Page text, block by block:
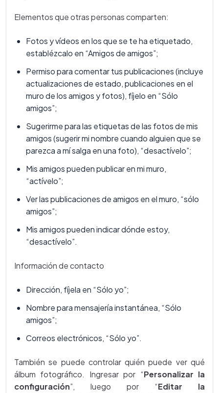
Elementos que otras personas comparten:
Fotos y vídeos en los que se te ha etiquetado,
establézcalo en “Amigos de amigos”;
Permiso para comentar tus publicaciones (incluye
actualizaciones de estado, publicaciones en el
muro de los amigos y fotos), fíjelo en “Sólo
amigos”;
Sugerirme para las etiquetas de las fotos de mis
amigos (sugerir mi nombre cuando alguien que se
parezca a mí salga en una foto), “desactívelo”;
Mis amigos pueden publicar en mi muro,
“actívelo”;
Ver las publicaciones de amigos en el muro, “sólo
amigos”;
Mis amigos pueden indicar dónde estoy,
“desactívelo”.
Información de contacto
Dirección, fíjela en “Sólo yo”;
Nombre para mensajería instantánea, “Sólo
amigos”;
Correos electrónicos, “Sólo yo”.
También se puede controlar quién puede ver qué
álbum fotográfico. Ingresar por “Personalizar la
configuración”, luego por “Editar la